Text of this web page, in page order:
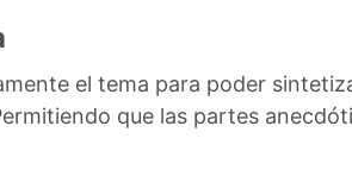
el tema para poder
que las partes